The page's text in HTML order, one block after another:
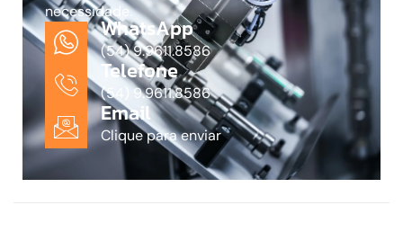
necessidade.
WhatsApp
(54) 9.9611.8586
Telefone
(54) 9.9611.8586
Email
Clique para enviar